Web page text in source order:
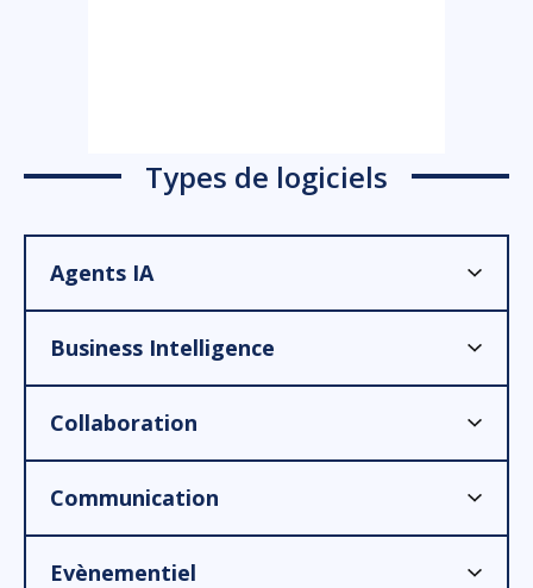
Types de logiciels
Agents IA
Business Intelligence
Collaboration
Communication
Evènementiel